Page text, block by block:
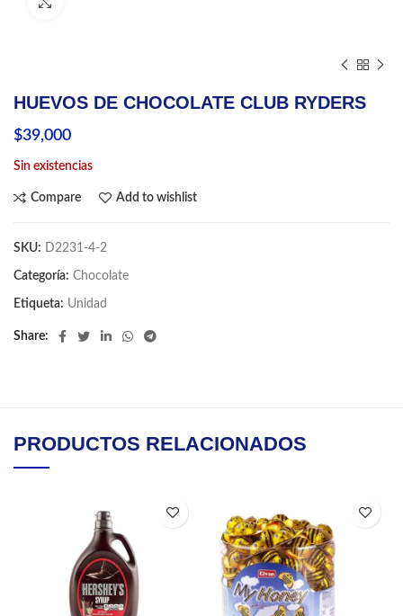
HUEVOS DE CHOCOLATE CLUB RYDERS
$39,000
Sin existencias
Compare Add to wishlist
SKU: D2231-4-2
Categoría: Chocolate
Etiqueta: Unidad
Share
PRODUCTOS RELACIONADOS